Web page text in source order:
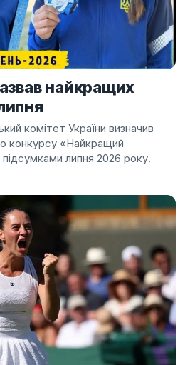
найкращих
комітет України визначив
конкурсу «Найкращий
липня 2026 року.